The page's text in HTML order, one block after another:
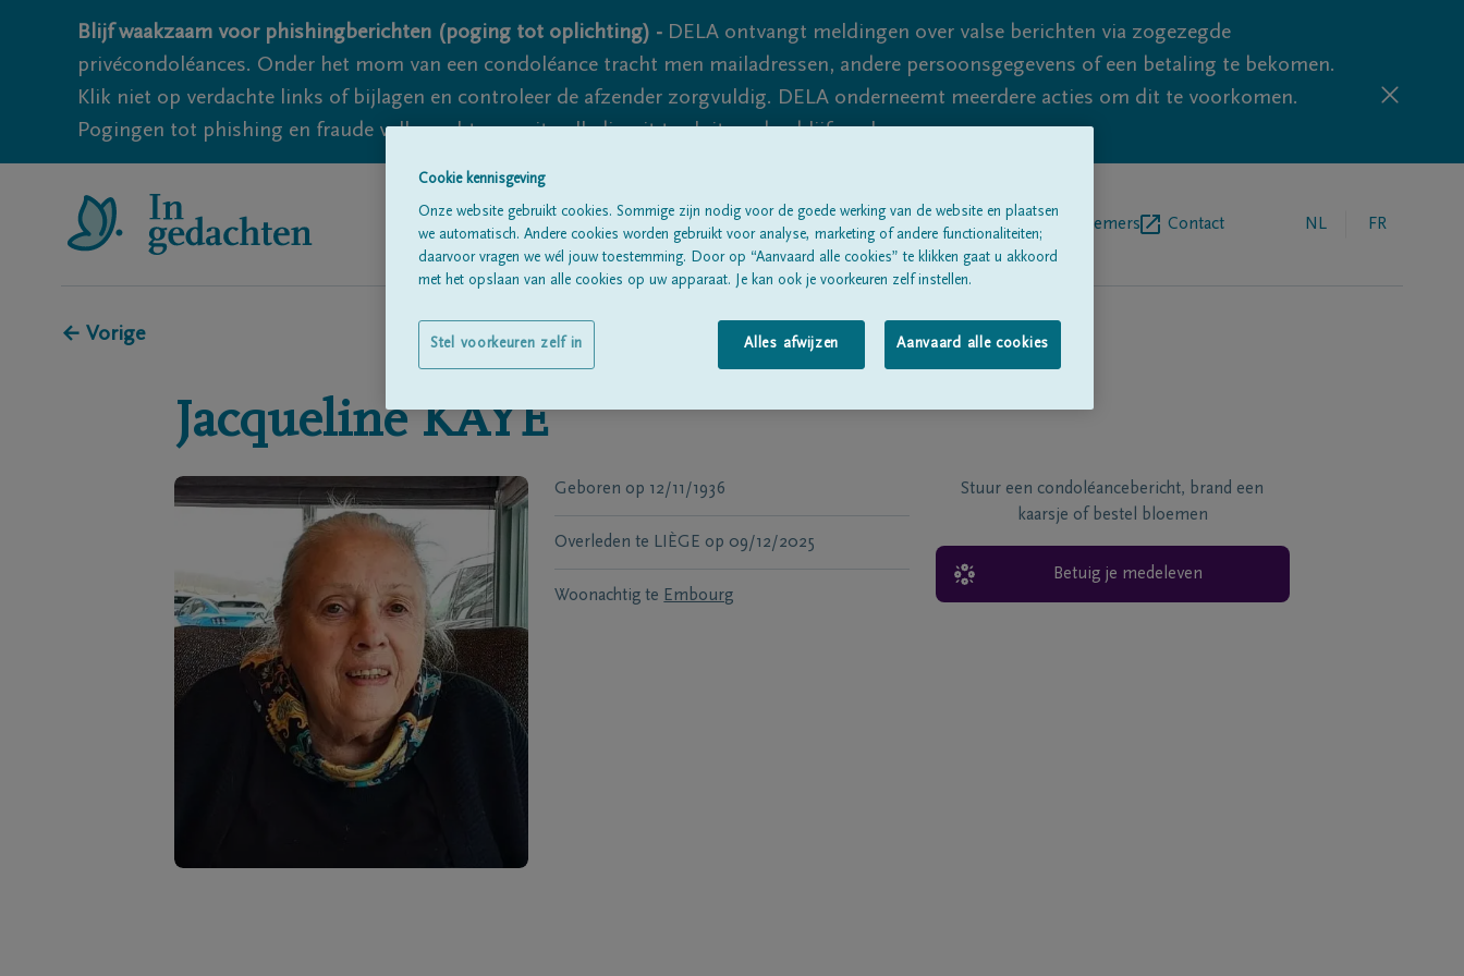
Blijf waakzaam voor phishingberichten (poging tot oplichting) - DELA ontvangt meldingen over valse berichten via zogezegde
privécondoléances. Onder het mom van een condoléance tracht men mailadressen, andere persoonsgegevens of een betaling te bekomen.
Klik niet op verdachte links of bijlagen en controleer de afzender zorgvuldig. DELA onderneemt meerdere acties om dit te voorkomen.
Pogingen tot phishing en fraude vallen echter nooit volledig uit te sluiten, dus blijf waakzaam.
Alle rouwberichten Over ons Begrafenisondernemers Contact NL FR
← Vorige
Jacqueline KAYE
Geboren op 12/11/1936
Overleden te LIÈGE op 09/12/2025
Woonachtig te Embourg
Stuur een condoléancebericht, brand een
kaarsje of bestel bloemen
Betuig je medeleven
Cookie kennisgeving
Onze website gebruikt cookies. Sommige zijn nodig voor de goede werking van de website en plaatsen
we automatisch. Andere cookies worden gebruikt voor analyse, marketing of andere functionaliteiten;
daarvoor vragen we wél jouw toestemming. Door op “Aanvaard alle cookies” te klikken gaat u akkoord
met het opslaan van alle cookies op uw apparaat. Je kan ook je voorkeuren zelf instellen.
Alles afwijzen Aanvaard alle cookies
Stel voorkeuren zelf in